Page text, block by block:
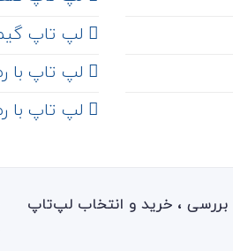
لپ تاپ
لپ تاپ با رم 8
لپ تاپ با رم 16
بررسی ، خرید و انتخاب لپ‌تاپ